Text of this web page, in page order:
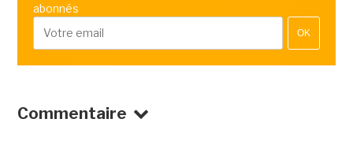
abonnés
OK
Commentaire